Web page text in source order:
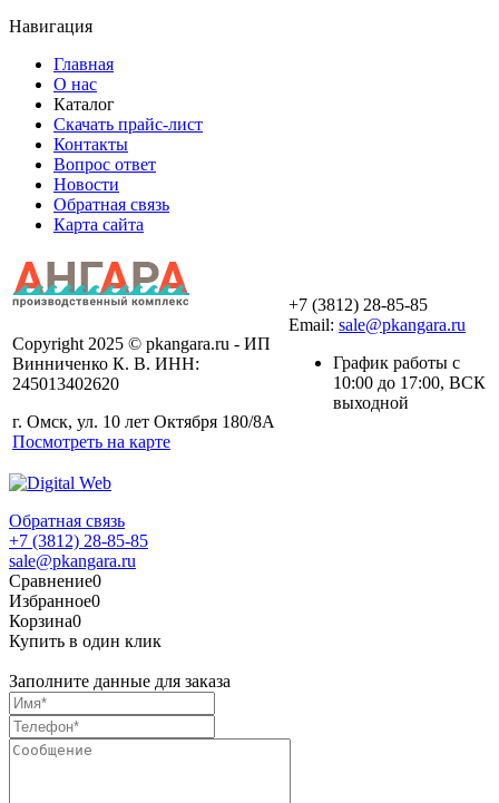
Навигация
Главная
О нас
Каталог
Скачать прайс-лист
Контакты
Вопрос ответ
Новости
Обратная связь
Карта сайта
Copyright 2025 © pkangara.ru - ИП
Винниченко К. В. ИНН:
245013402620
г. Омск, ул. 10 лет Октября 180/8А
Посмотреть на карте
+7 (3812) 28-85-85
Email: sale@pkangara.ru
График работы с
10:00 до 17:00, ВСК
выходной
Обратная связь
+7 (3812) 28-85-85
sale@pkangara.ru
Сравнение0
Избранное0
Корзина0
Купить в один клик
Заполните данные для заказа